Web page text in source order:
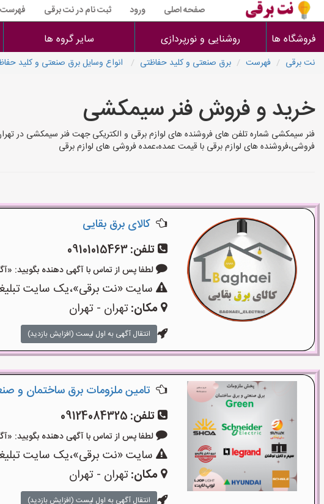
صفحه اصلی ورود ثبت نام در نت برقی فهرست
فروشگاه ها روشنایی و نورپردازی سایر گروه ها
نت برقی فهرست برق صنعتی و کلید حفاظتی انواع وسایل برق صنعتی و کلید
خرید و فروش فنر سیمکشی
فنر سیمکشی شماره تلفن های فروشنده های لوازم برقی و الکتریکی جهت فنر سیمکشی در
فروشی،فروشنده های لوازم برقی با قیمت عمده،عمده فروشی های لوازم برقی
کالای برق بقایی
تلفن:09101015463
لطفا پس از تماس با آگهی دهنده بگویید: «آگهی
سایت «نت برقی»،یک سایت
مکان:تهران - تهران
انتقال آگهی به اول لیست (افزایش بازدید)
تامین ملزومات برق ساختمان و
تلفن: 09124084325
لطفا پس از تماس با آگهی دهنده بگویید: «آگهی
سایت «نت برقی»،یک سایت
مکان:تهران - تهران
انتقال آگهی به اول لیست (افزایش بازدید)